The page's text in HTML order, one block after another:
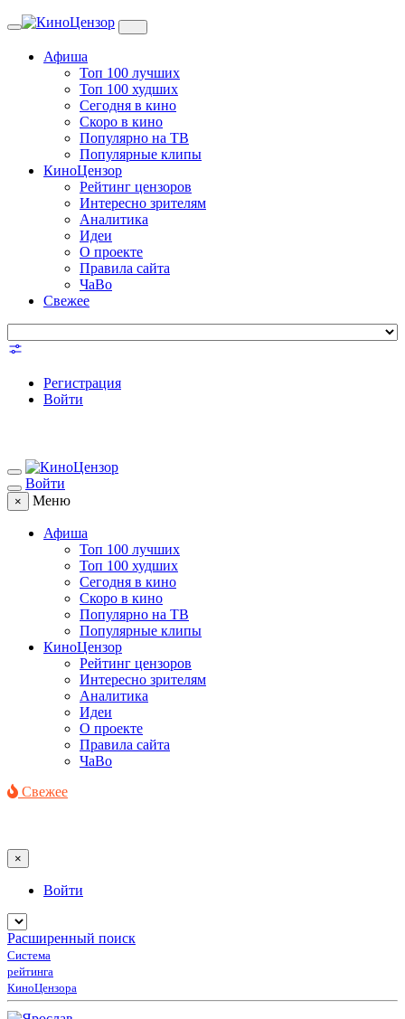
Toggle
Афиша
Топ 100 лучших
Топ 100 худших
Сегодня в кино
Скоро в кино
Популярно на ТВ
Популярные клипы
КиноЦензор
Рейтинг цензоров
Интересно зрителям
Аналитика
Идеи
О проекте
Правила сайта
ЧаВо
Свежее
Регистрация
Войти
Войти
× Меню
Афиша
Топ 100 лучших
Топ 100 худших
Сегодня в кино
Скоро в кино
Популярно на ТВ
Популярные клипы
КиноЦензор
Рейтинг цензоров
Интересно зрителям
Аналитика
Идеи
О проекте
Правила сайта
ЧаВо
Свежее
×
Войти
Расширенный поиск
Система
рейтинга
КиноЦензора